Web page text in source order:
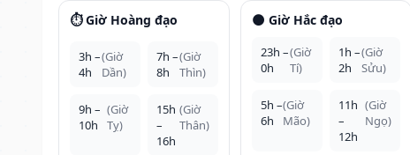
⏱️ Giờ Hoàng đạo
3h –
4h
(Giờ
Dần)
7h –
8h
(Giờ
Thìn)
9h –
10h
(Giờ
Tỵ)
15h
–
16h
(Giờ
Thân)
🌑 Giờ Hắc đạo
23h –
0h
(Giờ
Tí)
1h –
2h
(Giờ
Sửu)
5h –
6h
(Giờ
Mão)
11h
–
12h
(Giờ
Ngọ)